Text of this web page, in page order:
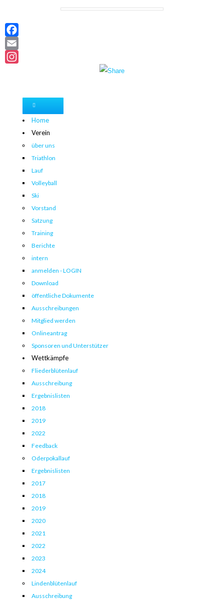
Instagram
Home
Verein
über uns
Triathlon
Lauf
Volleyball
Ski
Vorstand
Satzung
Training
Berichte
intern
anmelden - LOGIN
Download
öffentliche Dokumente
Ausschreibungen
Mitglied werden
Onlineantrag
Sponsoren und Unterstützer
Wettkämpfe
Fliederblütenlauf
Ausschreibung
Ergebnislisten
2018
2019
2022
Feedback
Oderpokallauf
Ergebnislisten
2017
2018
2019
2020
2021
2022
2023
2024
Lindenblütenlauf
Ausschreibung